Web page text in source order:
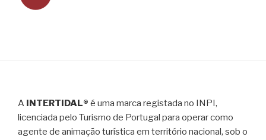
A INTERTIDAL® é uma marca registada no INPI,
licenciada pelo Turismo de Portugal para operar como
agente de animação turística em território nacional, sob o